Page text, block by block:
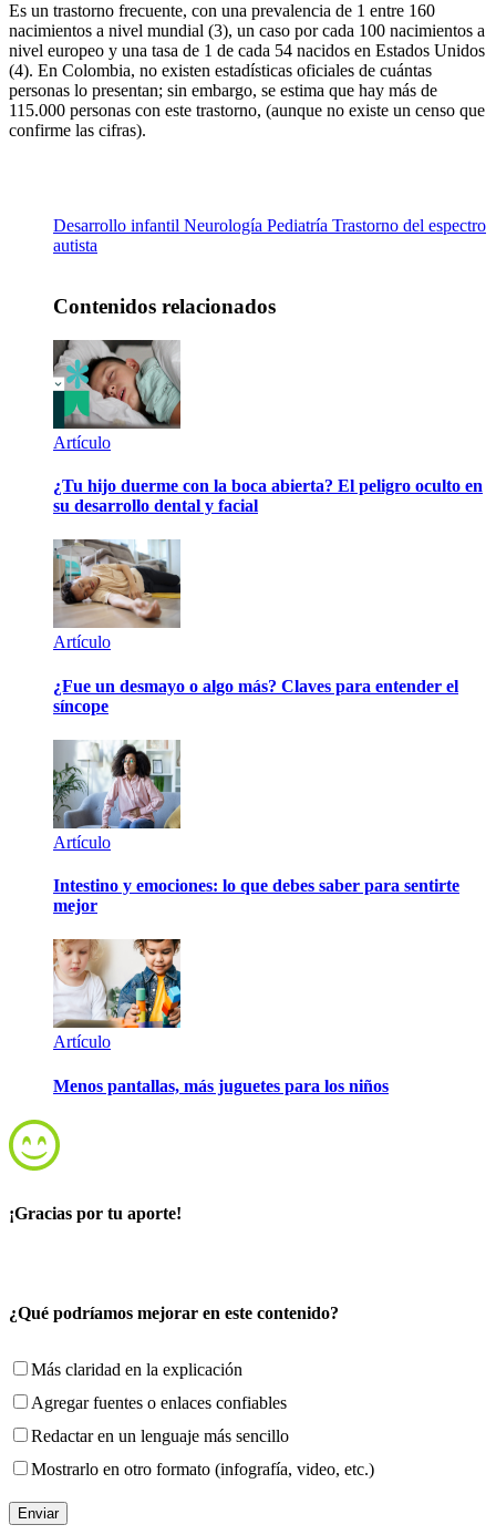
Es un trastorno frecuente, con una prevalencia de 1 entre 160
nacimientos a nivel mundial (3), un caso por cada 100 nacimientos a
nivel europeo y una tasa de 1 de cada 54 nacidos en Estados Unidos
(4). En Colombia, no existen estadísticas oficiales de cuántas
personas lo presentan; sin embargo, se estima que hay más de
115.000 personas con este trastorno, (aunque no existe un censo que
confirme las cifras).
Desarrollo infantil Neurología Pediatría Trastorno del espectro
autista
Contenidos relacionados
Artículo
¿Tu hijo duerme con la boca abierta? El peligro oculto en
su desarrollo dental y facial
Artículo
¿Fue un desmayo o algo más? Claves para entender el
síncope
Artículo
Intestino y emociones: lo que debes saber para sentirte
mejor
Artículo
Menos pantallas, más juguetes para los niños
¡Gracias por tu aporte!
¿Qué podríamos mejorar en este contenido?
Más claridad en la explicación
Agregar fuentes o enlaces confiables
Redactar en un lenguaje más sencillo
Mostrarlo en otro formato (infografía, video, etc.)